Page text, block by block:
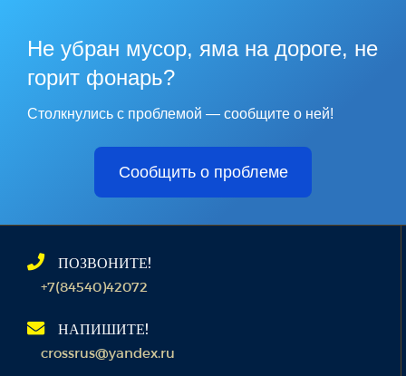
Не убран мусор, яма на дороге, не
горит фонарь?
Столкнулись с проблемой — сообщите о ней!
Сообщить о проблеме
ПОЗВОНИТЕ!
+7(84540)42072
НАПИШИТЕ!
crossrus@yandex.ru